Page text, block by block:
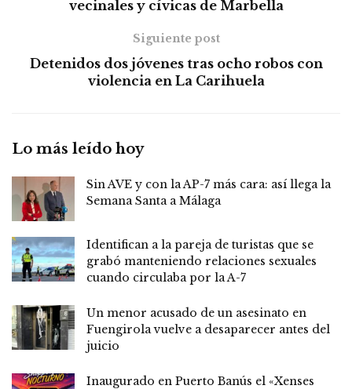
vecinales y cívicas de Marbella
Siguiente post
Detenidos dos jóvenes tras ocho robos con
violencia en La Carihuela
Lo más leído hoy
Sin AVE y con la AP-7 más cara: así llega la
Semana Santa a Málaga
Identifican a la pareja de turistas que se
grabó manteniendo relaciones sexuales
cuando circulaba por la A-7
Un menor acusado de un asesinato en
Fuengirola vuelve a desaparecer antes del
juicio
Inaugurado en Puerto Banús el «Xenses